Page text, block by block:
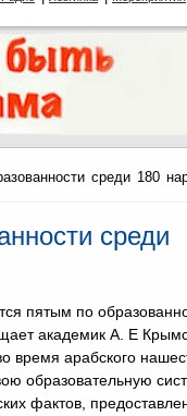
среди 180
среди
пятым по
академик А. Е
время арабского
образовательную
фактов,